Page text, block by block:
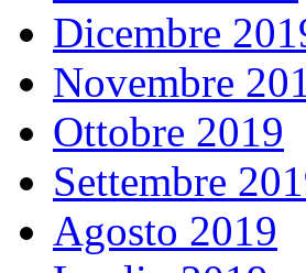
Dicembre
Novembre
Ottobre 2019
Settembre
Agosto 2019